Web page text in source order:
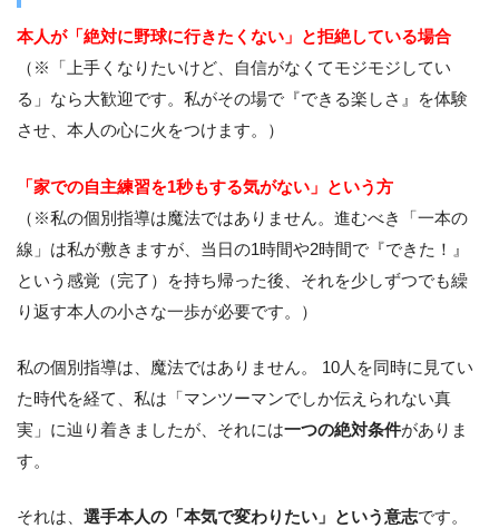
本人が「絶対に野球に行きたくない」と拒絶している場合
（※「上手くなりたいけど、自信がなくてモジモジしてい
る」なら大歓迎です。私がその場で『できる楽しさ』を体験
させ、本人の心に火をつけます。）
「家での自主練習を1秒もする気がない」という方
（※私の個別指導は魔法ではありません。進むべき「一本の
線」は私が敷きますが、当日の1時間や2時間で『できた！』
という感覚（完了）を持ち帰った後、それを少しずつでも繰
り返す本人の小さな一歩が必要です。）
私の個別指導は、魔法ではありません。 10人を同時に見てい
た時代を経て、私は「マンツーマンでしか伝えられない真
実」に辿り着きましたが、それには一つの絶対条件がありま
す。
それは、 選手本人の「本気で変わりたい」という意志です。